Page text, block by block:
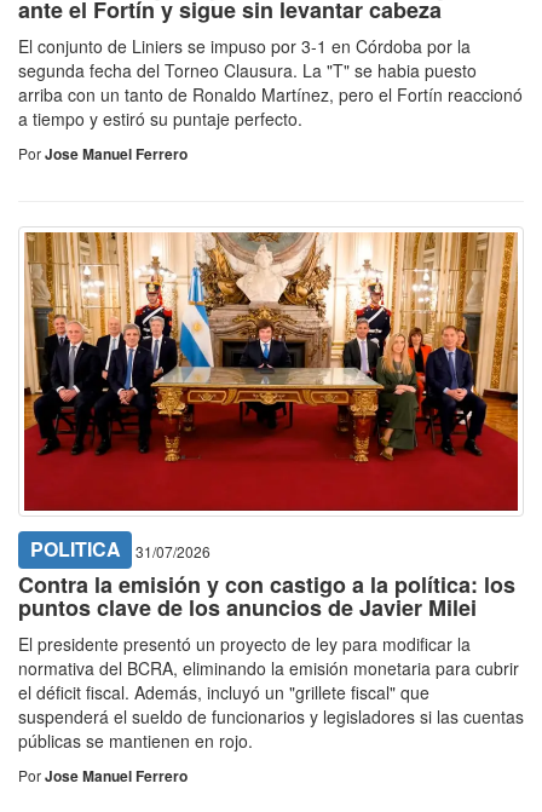
ante el Fortín y sigue sin levantar cabeza
El conjunto de Liniers se impuso por 3-1 en Córdoba por la
segunda fecha del Torneo Clausura. La "T" se habia puesto
arriba con un tanto de Ronaldo Martínez, pero el Fortín reaccionó
a tiempo y estiró su puntaje perfecto.
PorJose Manuel Ferrero
POLITICA 31/07/2026
Contra la emisión y con castigo a la política: los
puntos clave de los anuncios de Javier Milei
El presidente presentó un proyecto de ley para modificar la
normativa del BCRA, eliminando la emisión monetaria para cubrir
el déficit fiscal. Además, incluyó un "grillete fiscal" que
suspenderá el sueldo de funcionarios y legisladores si las cuentas
públicas se mantienen en rojo.
PorJose Manuel Ferrero